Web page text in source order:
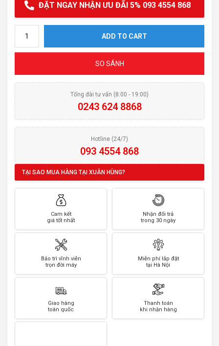
ĐẶT NGAY NHẬN ƯU ĐÃI 5% 093 4554 868
ADD TO CART
SO SÁNH
Tổng đài tư vấn (8:00 - 19:00)
0243 624 8868
Hotline (24/7)
093 4554 868
TẠI SAO MUA HÀNG TẠI XUÂN HÙNG?
Cam kết
giá tốt nhất
Nhận đổi trả
trong 30 ngày
Bảo trì vĩnh viễn
trọn đời máy
Miễn phí lắp đặt
tại Hà Nội
Giao hàng
toàn quốc
Thanh toán
khi nhận hàng